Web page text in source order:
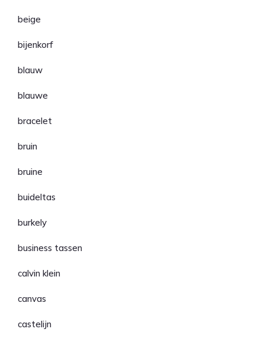
beige
bijenkorf
blauw
blauwe
bracelet
bruin
bruine
buideltas
burkely
business tassen
calvin klein
canvas
castelijn